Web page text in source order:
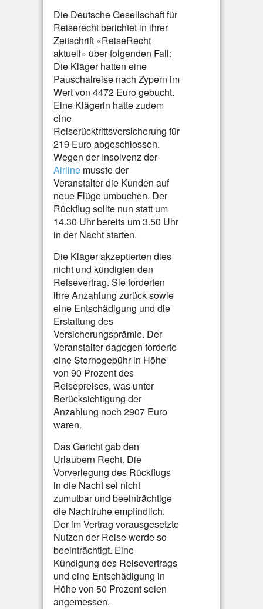
Die Deutsche Gesellschaft für
Reiserecht berichtet in ihrer
Zeitschrift «ReiseRecht
aktuell» über folgenden Fall:
Die Kläger hatten eine
Pauschalreise nach Zypern im
Wert von 4472 Euro gebucht.
Eine Klägerin hatte zudem
eine
Reiserücktrittsversicherung für
219 Euro abgeschlossen.
Wegen der Insolvenz der
Airline musste der
Veranstalter die Kunden auf
neue Flüge umbuchen. Der
Rückflug sollte nun statt um
14.30 Uhr bereits um 3.50 Uhr
in der Nacht starten.
Die Kläger akzeptierten dies
nicht und kündigten den
Reisevertrag. Sie forderten
ihre Anzahlung zurück sowie
eine Entschädigung und die
Erstattung des
Versicherungsprämie. Der
Veranstalter dagegen forderte
eine Stornogebühr in Höhe
von 90 Prozent des
Reisepreises, was unter
Berücksichtigung der
Anzahlung noch 2907 Euro
waren.
Das Gericht gab den
Urlaubern Recht. Die
Vorverlegung des Rückflugs
in die Nacht sei nicht
zumutbar und beeinträchtige
die Nachtruhe empfindlich.
Der im Vertrag vorausgesetzte
Nutzen der Reise werde so
beeinträchtigt. Eine
Kündigung des Reisevertrags
und eine Entschädigung in
Höhe von 50 Prozent seien
angemessen.